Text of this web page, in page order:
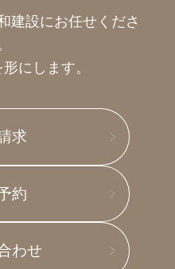
建設にお任せくださ
にします。
求
約
わせ